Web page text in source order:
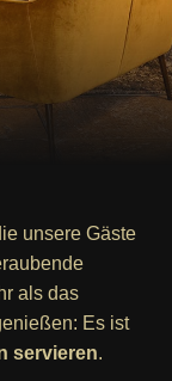
unsere Gäste
als das
Es ist
servieren.